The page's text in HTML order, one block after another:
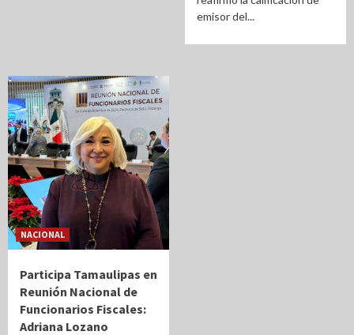
emisor del...
NACIONAL
Participa Tamaulipas en
Reunión Nacional de
Funcionarios Fiscales:
Adriana Lozano